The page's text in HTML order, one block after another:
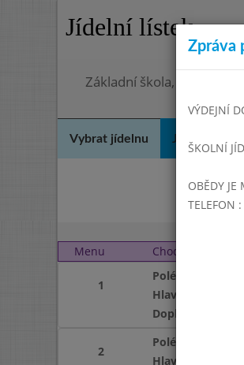
Jídelní lístek
Základní škola, Hradec
Vybrat jídelnu Jídelní lístek
Menu
Chod
1
Polévka
Hlavní jídlo
Doplněk
2
Polévka
Hlavní jídlo
Zpráva
VÝDEJNÍ
ŠKOLNÍ
OBĚDY
TELEFON